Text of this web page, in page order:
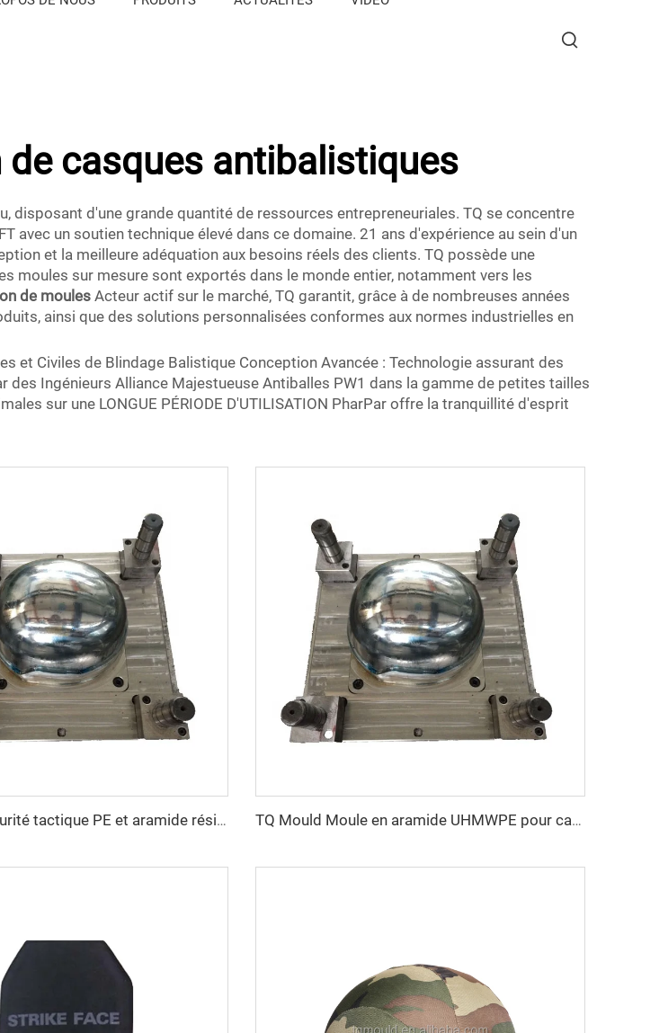
casques antibalistiques
disposant d'une grande quantité de ressources entrepreneuriales. TQ se concentre
un soutien technique élevé dans ce domaine. 21 ans d'expérience au sein d'un
et la meilleure adéquation aux besoins réels des clients. TQ possède une
moules sur mesure sont exportés dans le monde entier, notamment vers les
de moules Acteur actif sur le marché, TQ garantit, grâce à de nombreuses années
ainsi que des solutions personnalisées conformes aux normes industrielles en
et Civiles de Blindage Balistique Conception Avancée : Technologie assurant des
Ingénieurs Alliance Majestueuse Antiballes PW1 dans la gamme de petites tailles
sur une LONGUE PÉRIODE D'UTILISATION PharPar offre la tranquillité d'esprit
Casque de sécurité tactique PE et aramide résistant à la coupe, haute résistance, casque tactique de protection TQ Mould Moule en aramide UHMWPE pour casque MICH FAST PASGT Moule à casque par compression